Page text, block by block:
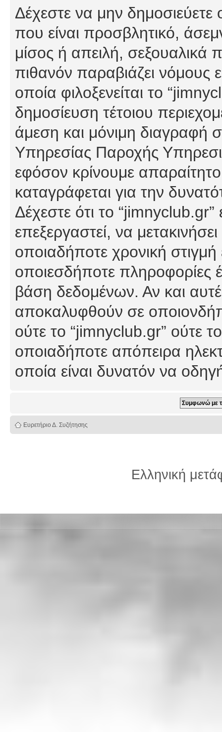
Δέχεστε να μην
που είναι προσβλητικό,
μίσος ή απειλή, σεξουαλικά
πιθανόν παραβιάζει νόμους
οποία φιλοξενείται το
δημοσίευση τέτοιου
άμεση και μόνιμη διαγραφή
Υπηρεσίας Παροχής
εφόσον κρίνουμε
καταγράφεται για την
Δέχεστε ότι το
επεξεργαστεί, να
οποιαδήποτε χρονική στιγμή
οποιεσδήποτε πληροφορίες
βάση δεδομένων. Αν και
αποκαλυφθούν σε
ούτε το “jimnyclub.gr” ούτε
οποιαδήποτε απόπειρα
οποία είναι δυνατόν να
Ευρετήριο Δ. Συζήτησης
Ελληνική